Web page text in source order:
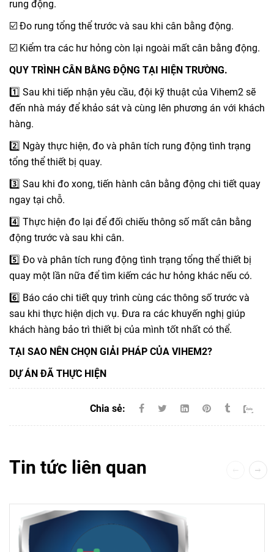
rung động.
☑️ Đo rung tổng thể trước và sau khi cân bằng động.
☑️ Kiểm tra các hư hỏng còn lại ngoài mất cân bằng động.
QUY TRÌNH CÂN BẰNG ĐỘNG TẠI HIỆN TRƯỜNG.
1️⃣ Sau khi tiếp nhận yêu cầu, đội kỹ thuật của Vihem2 sẽ
đến nhà máy để khảo sát và cùng lên phương án với khách
hàng.
2️⃣ Ngày thực hiện, đo và phân tích rung động tình trạng
tổng thể thiết bị quay.
3️⃣ Sau khi đo xong, tiến hành cân bằng động chi tiết quay
ngay tại chỗ.
4️⃣ Thực hiện đo lại để đối chiếu thông số mất cân bằng
động trước và sau khi cân.
5️⃣ Đo và phân tích rung động tình trạng tổng thể thiết bị
quay một lần nữa để tìm kiếm các hư hỏng khác nếu có.
6️⃣ Báo cáo chi tiết quy trình cùng các thông số trước và
sau khi thực hiện dịch vụ. Đưa ra các khuyến nghị giúp
khách hàng bảo trì thiết bị của mình tốt nhất có thể.
TẠI SAO NÊN CHỌN GIẢI PHÁP CỦA VIHEM2?
DỰ ÁN ĐÃ THỰC HIỆN
Chia sẻ:
Tin tức liên quan